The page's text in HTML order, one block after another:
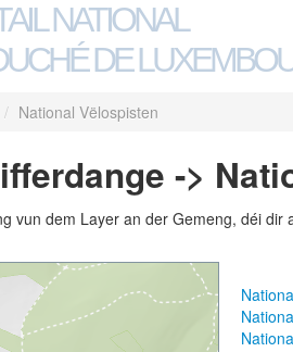
NATIONAL
DE
/ National Vëlospisten
->
vun dem Layer an der Gemeng, déi